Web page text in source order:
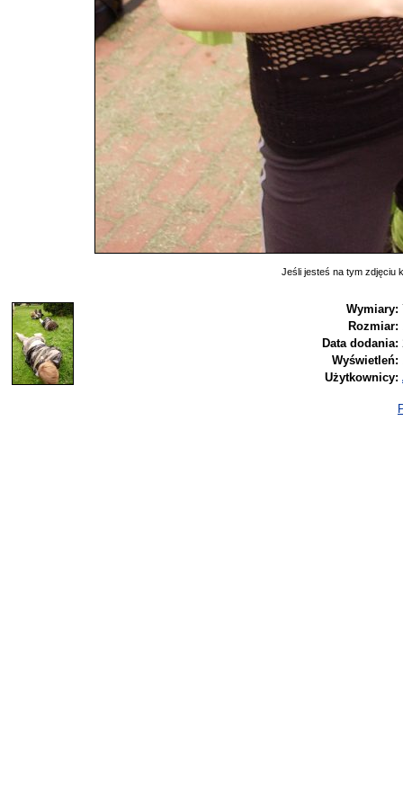
Jeśli jesteś na tym zdjęciu
Wymiary:
Rozmiar:
Data dodania:
Wyświetleń:
Użytkownicy: